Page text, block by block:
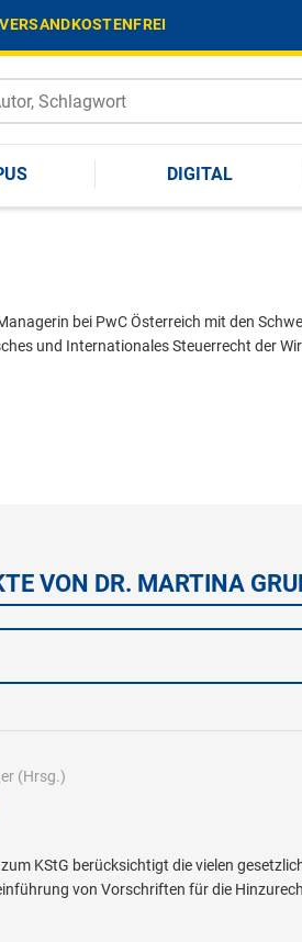
VERSANDKOSTENFREI
DIGITAL
bei PwC Österreich mit den
und Internationales Steuerrecht der
VON DR. MARTINA
(Hrsg.)
KStG berücksichtigt die vielen
von Vorschriften für die